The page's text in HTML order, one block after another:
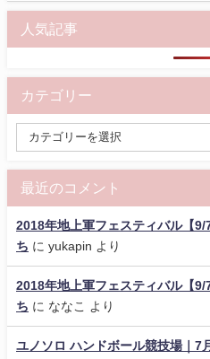
人気記事
カテゴリー
最近のコメント
2018年地上軍フェスティバル【
ち に yukapin より
2018年地上軍フェスティバル【
ち に ななこ より
ユノソロ ハンドボール競技場｜7